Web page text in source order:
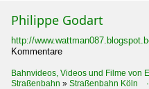
Philippe Godart
http://
Kommentare
Bahnvideos, Videos und Filme von
Straßenbahn » Straßenbahn Köln